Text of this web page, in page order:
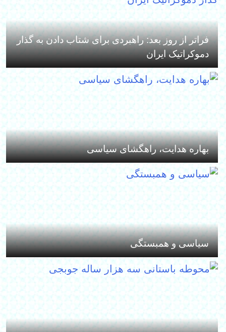
فراتر از روز بعد: راهبردی برای شتاب دادن به گذار
دموکراتیک ایران
بهاره هدایت، راهگشای سیاسی
سیاسی و همبستگی